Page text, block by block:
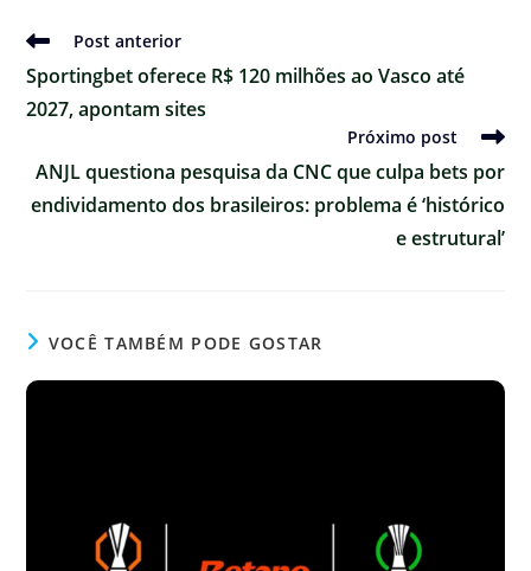
Ler
artigos
Post anterior
Sportingbet oferece R$ 120 milhões ao Vasco até
2027, apontam sites
Próximo post
ANJL questiona pesquisa da CNC que culpa bets por
endividamento dos brasileiros: problema é ‘histórico
e estrutural’
VOCÊ TAMBÉM PODE GOSTAR